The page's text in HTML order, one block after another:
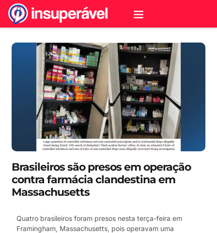
Brasileiros são presos em operação
contra farmácia clandestina em
Massachusetts
Quatro brasileiros foram presos nesta terça-feira em
Framingham, Massachusetts, pois operavam uma